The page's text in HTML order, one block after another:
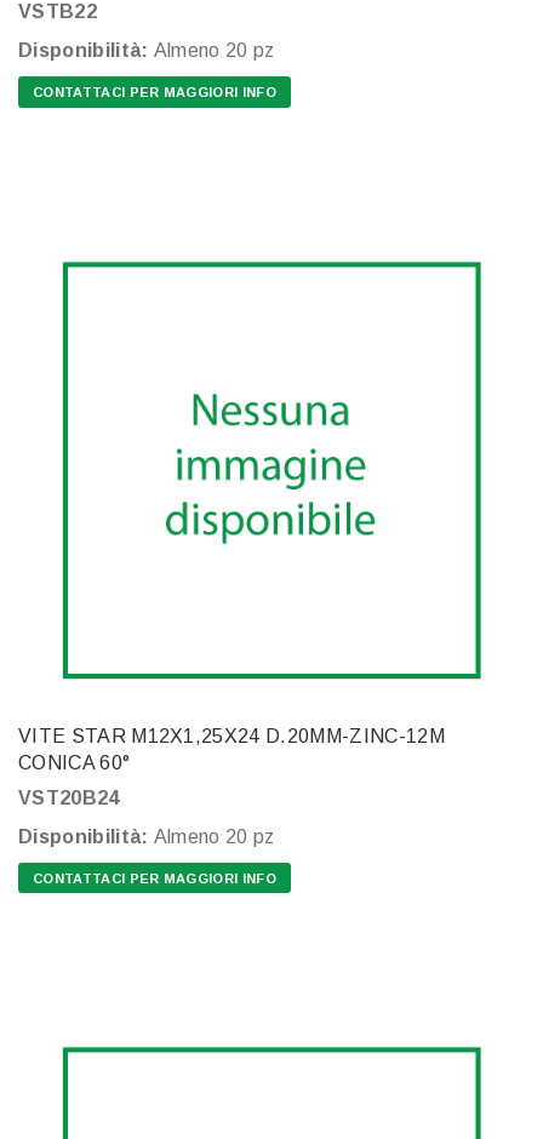
VSTB22
Disponibilità: Almeno 20 pz
CONTATTACI PER MAGGIORI INFO
VITE STAR M12X1,25X24 D.20MM-ZINC-12M
CONICA 60°
VST20B24
Disponibilità: Almeno 20 pz
CONTATTACI PER MAGGIORI INFO